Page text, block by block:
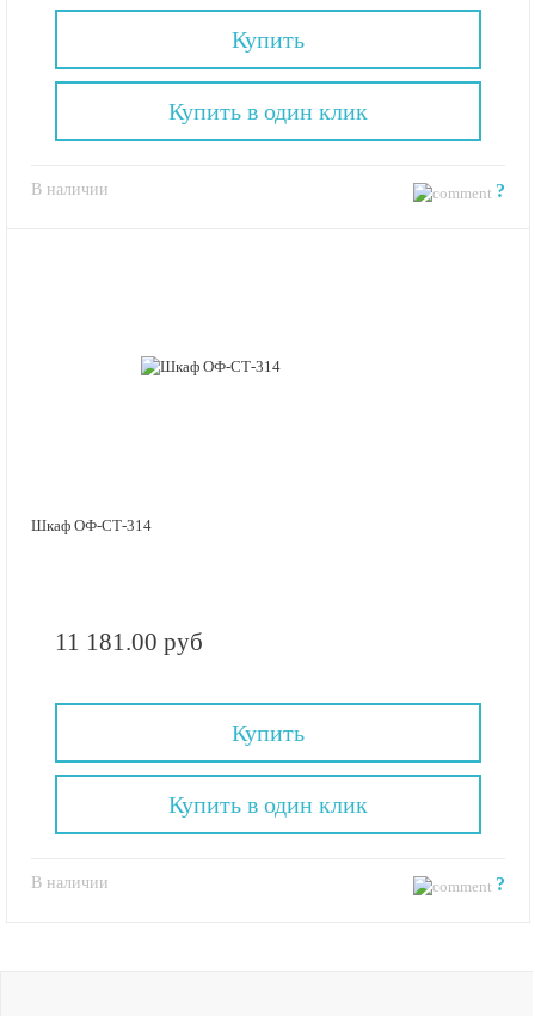
Купить
В наличии ?
Купить в один клик
Шкаф ОФ-СТ-314
11 181.00 руб
Купить
В наличии ?
Купить в один клик